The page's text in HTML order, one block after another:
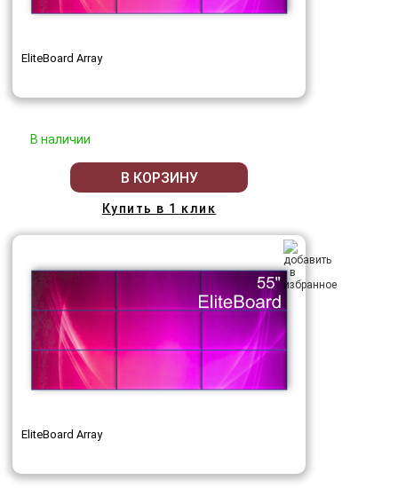
EliteBoard Array
В наличии
В КОРЗИНУ
Купить в 1 клик
EliteBoard Array